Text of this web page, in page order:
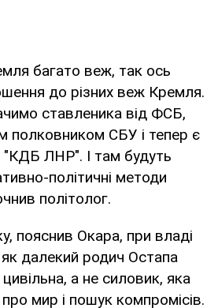
багато веж, так ось
до різних веж Кремля.
ставленика від ФСБ,
полковником СБУ і тепер є
ЛНР". І там будуть
політичні методи
політолог.
пояснив Окара, при владі
далекий родич Остапа
а не силовик, яка
мир і пошук компромісів.